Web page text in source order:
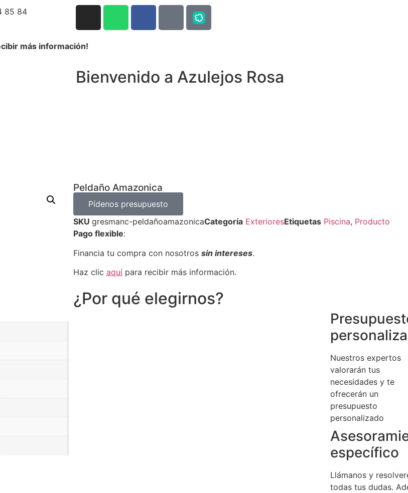
85 84
más información!
Bienvenido a Azulejos Rosa
Peldaño Amazonica
Pídenos presupuesto
SKU gresmanc-peldañoamazonicaCategoría ExterioresEtiquetas Piscina, Producto
Pago flexible:
Financia tu compra con nosotros sin intereses.
Haz clic aquí para recibir más información.
¿Por qué elegirnos?
Nuestros expertos
valorarán tus
necesidades y te
ofrecerán un
presupuesto
personalizado
específico
Llámanos y
todas tus dudas.